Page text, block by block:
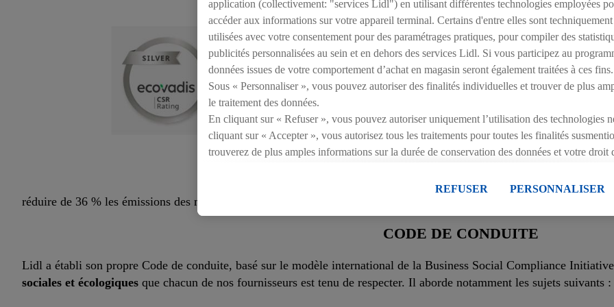
divers secteurs destiné à mesurer et à améliorer les
premier temps, le fournisseur reçoit un questionnaire
l’éthique et les achats durables. Sur la base des
concrètes et des plans d’action. Fin 2018, des objectifs
évalués. Selon Ecovadis, aucun d’entre eux ne se trouve
évaluer, d’ici fin 2020, des fournisseurs qui représentent
des risques de durabilité, en nous concentrant sur les
système, Lidl a elle-même été évaluée et reçu un badge
reçu les meilleurs scores attribués par Ecovadis.
Nous mettons en place un programme pilote incluant les
réduire de 36 % les émissions des matières premières jusqu’aux produits finis d’ici 2030.
CODE DE CONDUITE
Lidl a établi son propre Code de conduite, basé sur le modèle international de la Business Social Compliance
sociales et écologiques que chacun de nos fournisseurs est tenu de respecter. Il aborde notamment les sujets suivants :
application (collectivement: "services Lidl") en utilisant différentes technologies employées
accéder aux informations sur votre appareil terminal. Certains d'entre elles sont techniquement
utilisées avec votre consentement pour des paramétrages pratiques, pour compiler des
publicités personnalisées au sein et en dehors des services Lidl. Si vous participez au
données issues de votre comportement d’achat en magasin seront également traitées à ces fins.
Sous « Personnaliser », vous pouvez autoriser des finalités individuelles et trouver de plus
le traitement des données.
En cliquant sur « Refuser », vous pouvez autoriser uniquement l’utilisation des technologies
cliquant sur « Accepter », vous autorisez tous les traitements pour toutes les finalités
trouverez de plus amples informations sur la durée de conservation des données et votre droit
REFUSER PERSONNALISER